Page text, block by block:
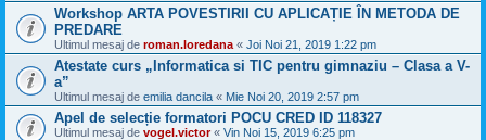
Workshop ARTA POVESTIRII CU APLICAȚIE ÎN METODA DE
PREDARE
Ultimul mesaj de roman.loredana « Joi Noi 21, 2019 1:22 pm
Atestate curs „Informatica si TIC pentru gimnaziu – Clasa a V-
a”
Ultimul mesaj de emilia dancila « Mie Noi 20, 2019 2:57 pm
Apel de selecție formatori POCU CRED ID 118327
Ultimul mesaj de vogel.victor« Vin Noi 15, 2019 6:25 pm